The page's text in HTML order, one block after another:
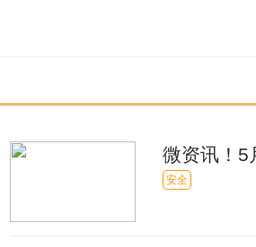
微资讯！5
新净值
安全